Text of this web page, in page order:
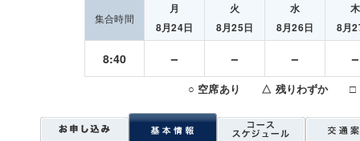
集合時間
月
8月24日
火
8月25日
水
8月26日
木
8月
8:40 － － －
○ 空席あり △ 残りわずか □